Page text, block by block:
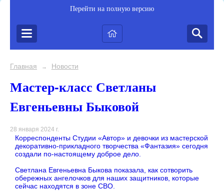
Перейти на полную версию
Главная → Новости
Мастер-класс Светланы
Евгеньевны Быковой
28 января 2024 г.
Корреспонденты Студии «Автор» и девочки из мастерской
декоративно-прикладного творчества «Фантазия» сегодня
создали по-настоящему доброе дело.
Светлана Евгеньевна Быкова показала, как сотворить
обережных ангелочков для наших защитников, которые
сейчас находятся в зоне СВО.